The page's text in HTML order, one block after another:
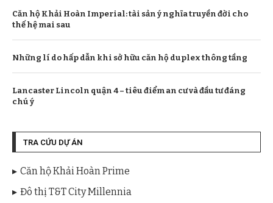
Căn hộ Khải Hoàn Imperial: tài sản ý nghĩa truyền đời cho
thế hệ mai sau
Những lí do hấp dẫn khi sở hữu căn hộ duplex thông tầng
Lancaster Lincoln quận 4 – tiêu điểm an cư và đầu tư đáng
chú ý
TRA CỨU DỰ ÁN
Căn hộ Khải Hoàn Prime
Đô thị T&T City Millennia